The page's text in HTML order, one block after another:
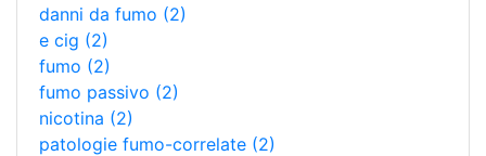
danni da fumo (2)
e cig (2)
fumo (2)
fumo passivo (2)
nicotina (2)
patologie fumo-correlate (2)